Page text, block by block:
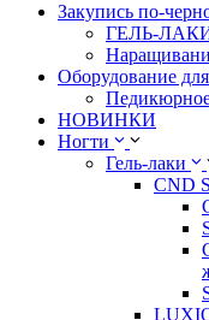
Закупись по-
ГЕЛЬ-
Оборудование
НОВИНКИ
Ногти
Гель-лаки
CND